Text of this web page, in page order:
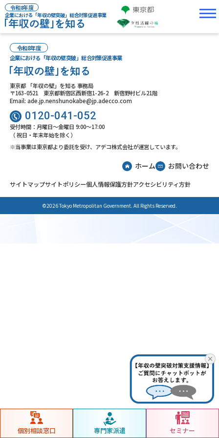
令和8年度
企業における「年収の壁突破」総合対策促進事業
令和8年度
企業における「年収の壁突破」総合対策促進事業
東京都 「年収の壁」を知る 事務局
〒163-0521 東京都新宿区西新宿1-26-2 新宿野村ビル21階
Email: ade.jp.nenshunokabe@jp.adecco.com
0120-041-052
受付時間：月曜日～金曜日 9:00～17:00
（ 祝日・年末年始を除く）
※当事業は東京都より委託を受け、アデコ株式会社が運営しています。
ホーム お問い合わせ
サイトマップサイトポリシー個人情報保護方針アクセシビリティ方針
©2026 Tokyo Metropolitan Government. All Rights Reserved.
個別相談窓口 専門家派遣 セミナー